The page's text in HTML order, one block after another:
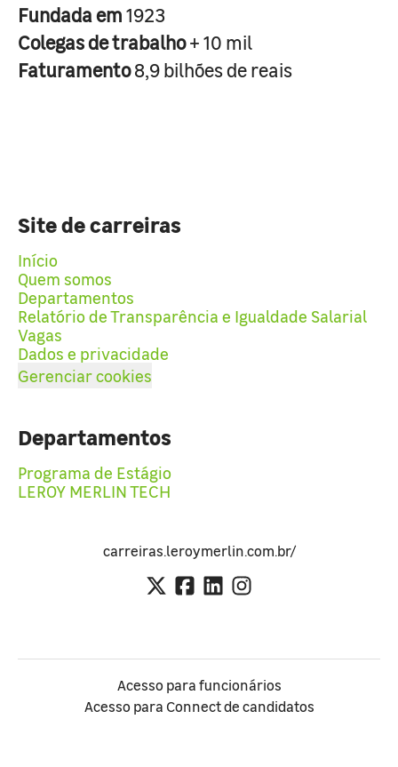
Fundada em1923
Colegas de trabalho+ 10 mil
Faturamento8,9 bilhões de reais
Site de carreiras
Início
Quem somos
Departamentos
Relatório de Transparência e Igualdade Salarial
Vagas
Dados e privacidade
Gerenciar cookies
Departamentos
Programa de Estágio
LEROY MERLIN TECH
carreiras.leroymerlin.com.br/
Acesso para funcionários
Acesso para Connect de candidatos